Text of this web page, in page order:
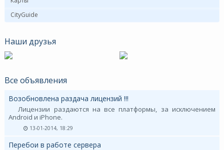
CityGuide
Наши друзья
Все объявления
Возобновлена раздача лицензий !!!
Лицензии раздаются на все платформы, за исключением
Android и iPhone.
13-01-2014, 18:29
Перебои в работе сервера